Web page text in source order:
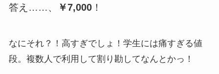
答え……、 ￥7,000！
なにそれ？！高すぎでしょ！学生には痛すぎる値
段。複数人で利用して割り勘してなんとかっ！